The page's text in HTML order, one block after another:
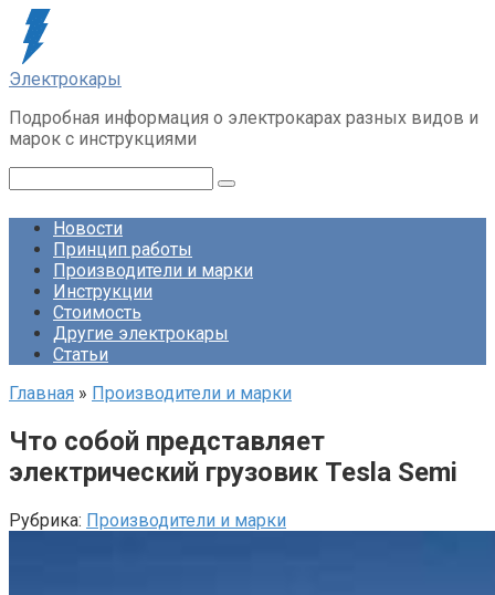
Перейти
контенту
Электрокары
Подробная информация о электрокарах разных видов и
марок с инструкциями
Новости
Принцип работы
Производители и марки
Инструкции
Стоимость
Другие электрокары
Статьи
Главная » Производители и марки
Что собой представляет
электрический грузовик Tesla Semi
Рубрика: Производители и марки